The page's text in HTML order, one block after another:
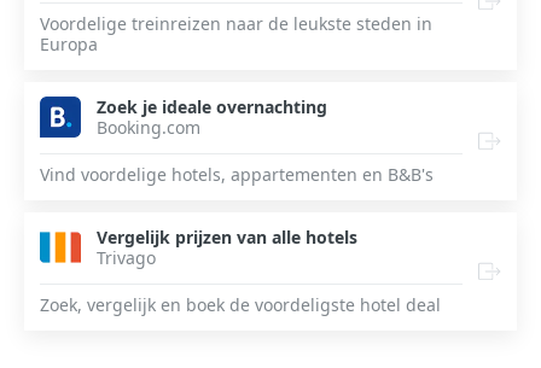
Voordelige treinreizen naar de leukste steden in
Europa
Zoek je ideale overnachting
Booking.com
Vind voordelige hotels, appartementen en B&B's
Vergelijk prijzen van alle hotels
Trivago
Zoek, vergelijk en boek de voordeligste hotel deal